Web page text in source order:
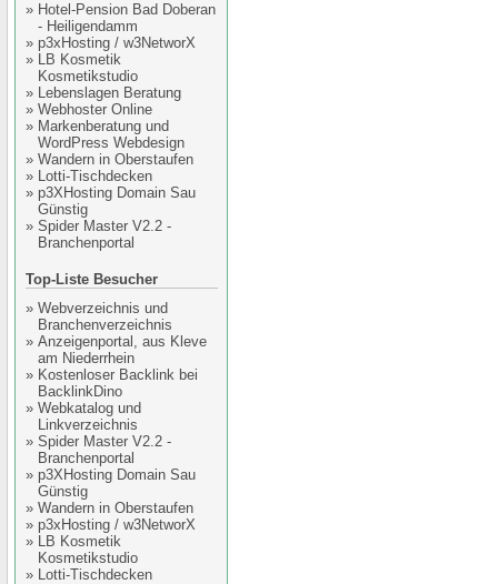
» Hotel-Pension Bad Doberan
- Heiligendamm
» p3xHosting / w3NetworX
» LB Kosmetik
Kosmetikstudio
» Lebenslagen Beratung
» Webhoster Online
» Markenberatung und
WordPress Webdesign
» Wandern in Oberstaufen
» Lotti-Tischdecken
» p3XHosting Domain Sau
Günstig
» Spider Master V2.2 -
Branchenportal
Top-Liste Besucher
» Webverzeichnis und
Branchenverzeichnis
» Anzeigenportal, aus Kleve
am Niederrhein
» Kostenloser Backlink bei
BacklinkDino
» Webkatalog und
Linkverzeichnis
» Spider Master V2.2 -
Branchenportal
» p3XHosting Domain Sau
Günstig
» Wandern in Oberstaufen
» p3xHosting / w3NetworX
» LB Kosmetik
Kosmetikstudio
» Lotti-Tischdecken